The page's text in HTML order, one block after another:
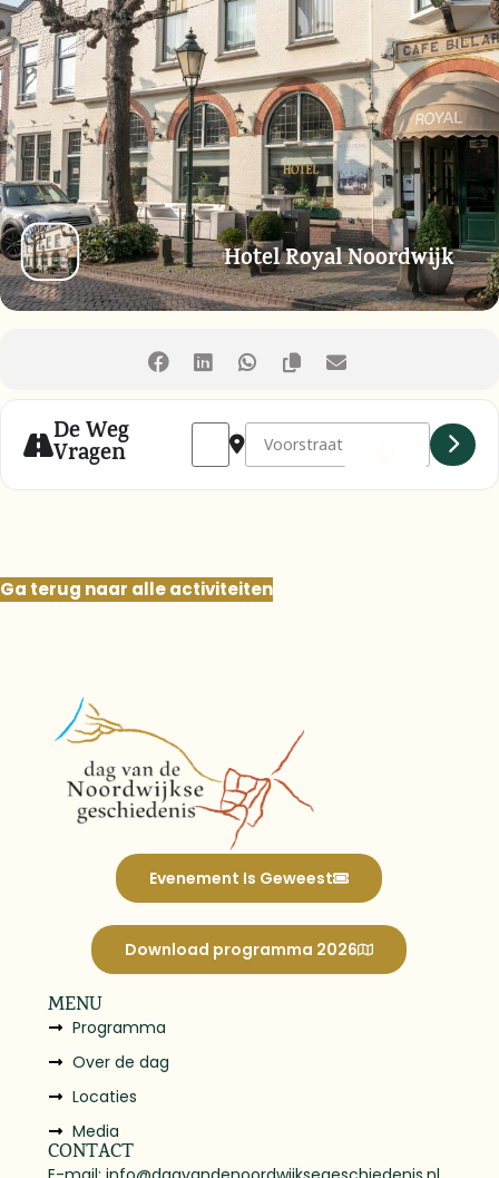
Hotel Royal Noordwijk
De Weg
Vragen
Address - LEZING: DE STRIJD OM DE
Destination Address - LEZING: DE
Ga terug naar alle activiteiten
Evenement Is Geweest
Download programma 2026
MENU
Programma
Over de dag
Locaties
Media
CONTACT